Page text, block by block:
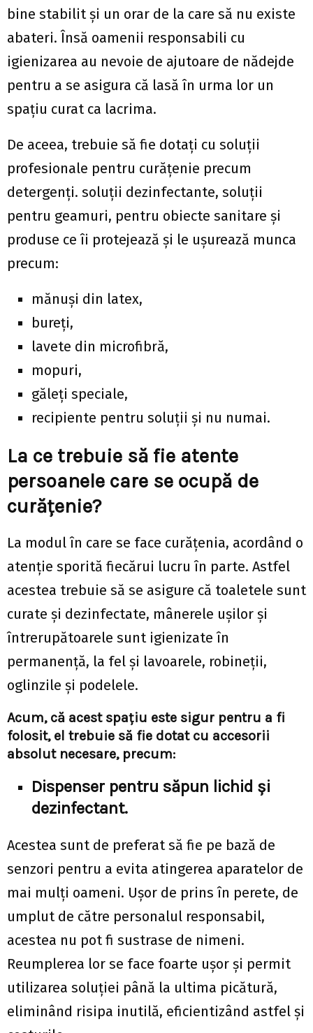
bine stabilit și un orar de la care să nu existe
abateri. Însă oamenii responsabili cu
igienizarea au nevoie de ajutoare de nădejde
pentru a se asigura că lasă în urma lor un
spațiu curat ca lacrima.
De aceea, trebuie să fie dotați cu soluții
profesionale pentru curățenie precum
detergenți. soluții dezinfectante, soluții
pentru geamuri, pentru obiecte sanitare și
produse ce îi protejează și le ușurează munca
precum:
mănuși din latex,
bureți,
lavete din microfibră,
mopuri,
găleți speciale,
recipiente pentru soluții și nu numai.
La ce trebuie să fie atente
persoanele care se ocupă de
curățenie?
La modul în care se face curățenia, acordând o
atenție sporită fiecărui lucru în parte. Astfel
acestea trebuie să se asigure că toaletele sunt
curate și dezinfectate, mânerele ușilor și
întrerupătoarele sunt igienizate în
permanență, la fel și lavoarele, robineții,
oglinzile și podelele.
Acum, că acest spațiu este sigur pentru a fi
folosit, el trebuie să fie dotat cu accesorii
absolut necesare, precum:
Dispenser pentru săpun lichid și
dezinfectant.
Acestea sunt de preferat să fie pe bază de
senzori pentru a evita atingerea aparatelor de
mai mulți oameni. Ușor de prins în perete, de
umplut de către personalul responsabil,
acestea nu pot fi sustrase de nimeni.
Reumplerea lor se face foarte ușor și permit
utilizarea soluției până la ultima picătură,
eliminând risipa inutilă, eficientizând astfel și